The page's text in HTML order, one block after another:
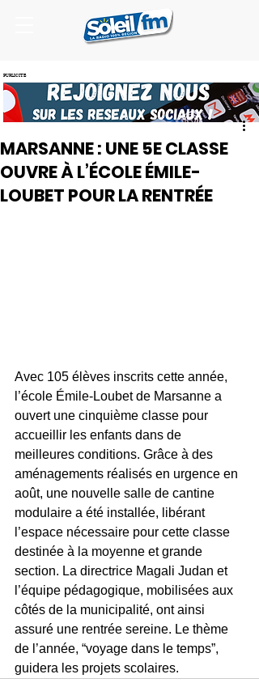
PUBLICITE
MARSANNE : UNE 5E CLASSE
OUVRE À L’ÉCOLE ÉMILE-
LOUBET POUR LA RENTRÉE
Avec 105 élèves inscrits cette année,
l’école Émile-Loubet de Marsanne a
ouvert une cinquième classe pour
accueillir les enfants dans de
meilleures conditions. Grâce à des
aménagements réalisés en urgence en
août, une nouvelle salle de cantine
modulaire a été installée, libérant
l’espace nécessaire pour cette classe
destinée à la moyenne et grande
section. La directrice Magali Judan et
l’équipe pédagogique, mobilisées aux
côtés de la municipalité, ont ainsi
assuré une rentrée sereine. Le thème
de l’année, “voyage dans le temps”,
guidera les projets scolaires.